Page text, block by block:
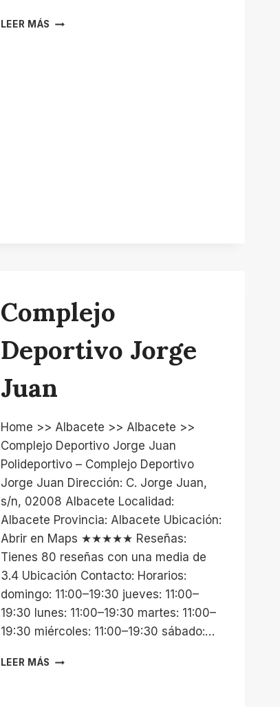
LEER MÁS SMILE
Complejo
Deportivo Jorge
Juan
Home >> Albacete >> Albacete >>
Complejo Deportivo Jorge Juan
Polideportivo – Complejo Deportivo
Jorge Juan Dirección: C. Jorge Juan,
s/n, 02008 Albacete Localidad:
Albacete Provincia: Albacete Ubicación:
Abrir en Maps ★★★★★ Reseñas:
Tienes 80 reseñas con una media de
3.4 Ubicación Contacto: Horarios:
domingo: 11:00–19:30 jueves: 11:00–
19:30 lunes: 11:00–19:30 martes: 11:00–
19:30 miércoles: 11:00–19:30 sábado:…
LEER MÁS COMPLEJO